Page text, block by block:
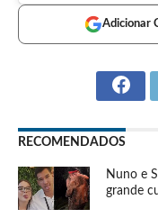
Adicionar
RECOMENDADOS
Nuno e
grande